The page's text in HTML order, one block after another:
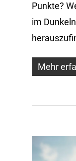
Punkte?
im
Mehr